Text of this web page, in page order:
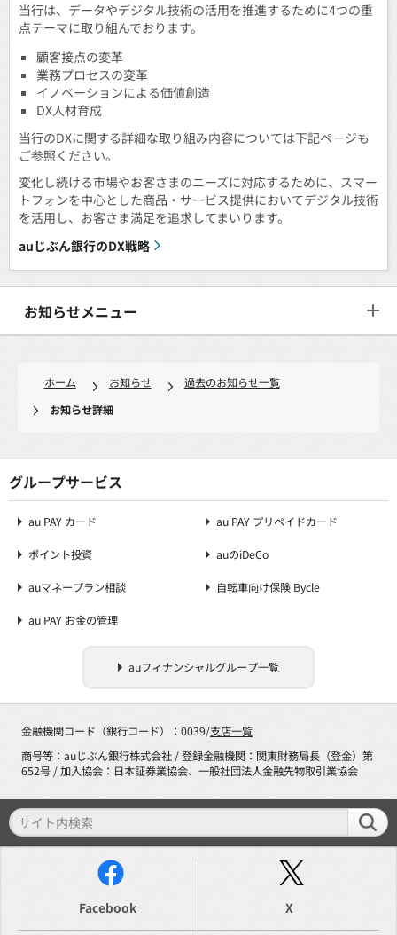
当行は、データやデジタル技術の活用を推進するために4つの重
点テーマに取り組んでおります。
顧客接点の変革
業務プロセスの変革
イノベーションによる価値創造
DX人材育成
当行のDXに関する詳細な取り組み内容については下記ページも
ご参照ください。
変化し続ける市場やお客さまのニーズに対応するために、スマー
トフォンを中心とした商品・サービス提供においてデジタル技術
を活用し、お客さま満足を追求してまいります。
auじぶん銀行のDX戦略
お知らせメニュー
ホーム お知らせ
過去のお知らせ一覧
お知らせ詳細
グループサービス
au PAY カード au PAY プリペイドカード
ポイント投資 auのiDeCo
auマネープラン相談 自転車向け保険 Bycle
au PAY お金の管理
auフィナンシャルグループ一覧
金融機関コード（銀行コード）：0039/支店一覧
商号等：auじぶん銀行株式会社 / 登録金融機関：関東財務局長（登金）第
652号 / 加入協会：日本証券業協会、一般社団法人金融先物取引業協会
Facebook X